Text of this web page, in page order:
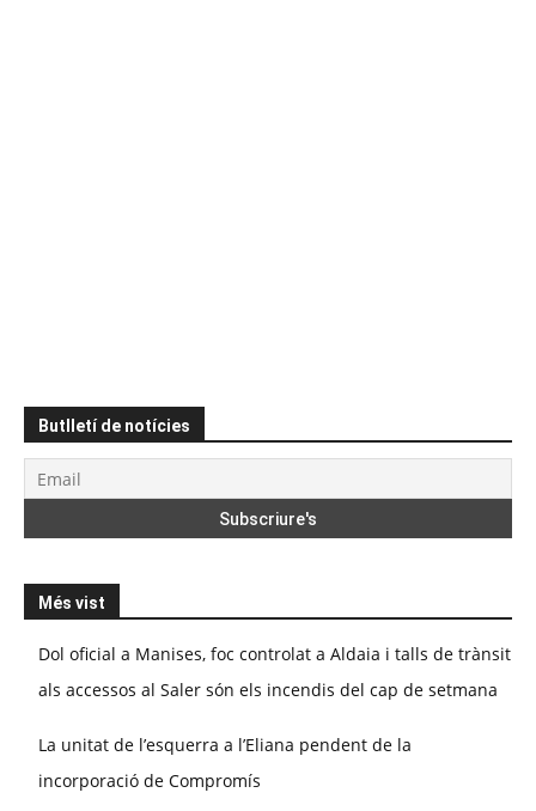
Butlletí de notícies
Més vist
Dol oficial a Manises, foc controlat a Aldaia i talls de trànsit
als accessos al Saler són els incendis del cap de setmana
La unitat de l’esquerra a l’Eliana pendent de la
incorporació de Compromís